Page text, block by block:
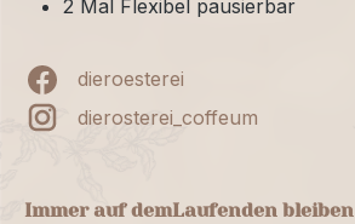
2 Mal Flexibel pausierbar
dieroesterei
dierosterei_coffeum
Immer auf demLaufenden bleiben